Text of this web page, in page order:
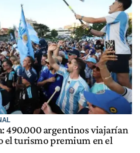
490.000 argentinos viajarían
el turismo premium en el